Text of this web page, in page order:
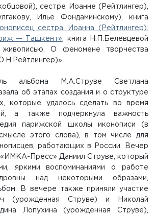
сестре Иоанне (Рейтлингер),
Илье Фондаминскому), книга
сестра Иоанна (Рейтлингер).
— Ташкент»
, книга Н.П.Белевцевой
живописью. О феномене творчества
альбома М.А.Струве Светлана
об этапах создания и о структуре
которые удалось сделать во время
а также подчеркнула важность
парижской школы иконописи (в
этого слова), в том числе для
работающих в России. Вечер
Пресс» Даниил Струве, который
яркими воспоминаниями о работе
над некоторыми образами,
В вечере также приняли участие
(урожденная Струве) и Николай
Лопухина (урожденная Струве),